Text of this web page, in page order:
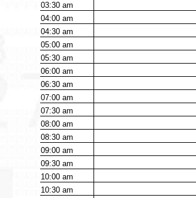
03:30am
04:00am
04:30am
05:00am
05:30am
06:00am
06:30am
07:00am
07:30am
08:00am
08:30am
09:00am
09:30am
10:00am
10:30am